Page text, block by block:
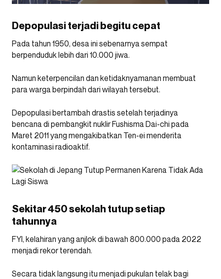
Depopulasi terjadi begitu cepat
Pada tahun 1950, desa ini sebenarnya sempat
berpenduduk lebih dari 10.000 jiwa.
Namun keterpencilan dan ketidaknyamanan membuat
para warga berpindah dari wilayah tersebut.
Depopulasi bertambah drastis setelah terjadinya
bencana di pembangkit nuklir Fushisma Dai-chi pada
Maret 2011 yang mengakibatkan Ten-ei menderita
kontaminasi radioaktif.
Sekitar 450 sekolah tutup setiap
tahunnya
FYI, kelahiran yang anjlok di bawah 800.000 pada 2022
menjadi rekor terendah.
Secara tidak langsung itu menjadi pukulan telak bagi